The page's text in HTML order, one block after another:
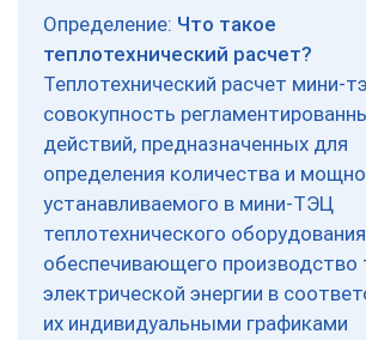
Определение: Что такое
теплотехнический расчет?
Теплотехнический расчет мини-
совокупность
действий, предназначенных для
определения количества и
устанавливаемого в мини-ТЭЦ
теплотехнического
обеспечивающего производство
электрической энергии в
их индивидуальными графиками